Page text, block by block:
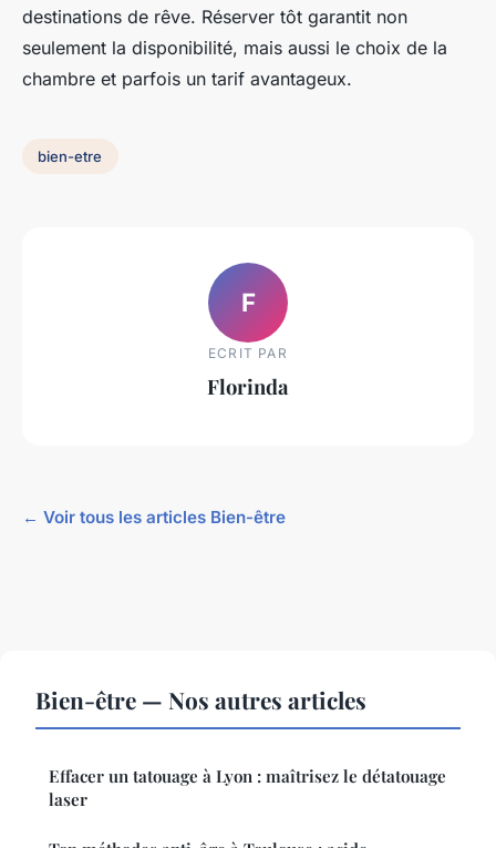
destinations de rêve. Réserver tôt garantit non
seulement la disponibilité, mais aussi le choix de la
chambre et parfois un tarif avantageux.
bien-etre
F
ECRIT PAR
Florinda
← Voir tous les articles Bien-être
Bien-être — Nos autres articles
Effacer un tatouage à Lyon : maîtrisez le détatouage
laser